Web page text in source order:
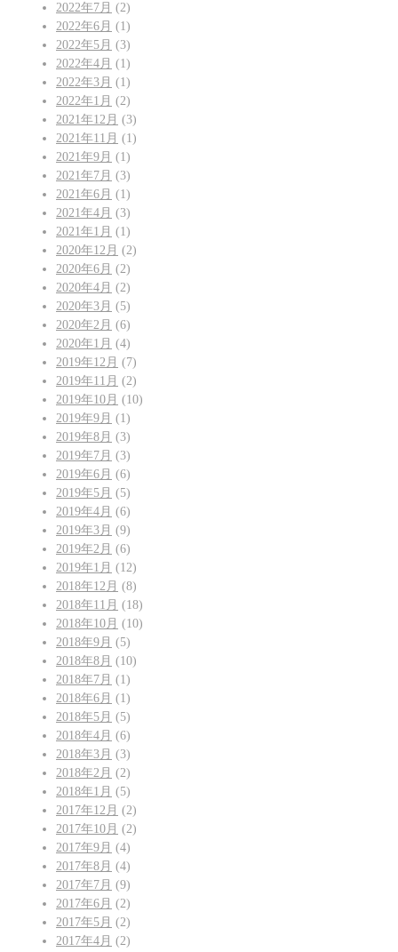
2022年7月 (2)
2022年6月 (1)
2022年5月 (3)
2022年4月 (1)
2022年3月 (1)
2022年1月 (2)
2021年12月 (3)
2021年11月 (1)
2021年9月 (1)
2021年7月 (3)
2021年6月 (1)
2021年4月 (3)
2021年1月 (1)
2020年12月 (2)
2020年6月 (2)
2020年4月 (2)
2020年3月 (5)
2020年2月 (6)
2020年1月 (4)
2019年12月 (7)
2019年11月 (2)
2019年10月 (10)
2019年9月 (1)
2019年8月 (3)
2019年7月 (3)
2019年6月 (6)
2019年5月 (5)
2019年4月 (6)
2019年3月 (9)
2019年2月 (6)
2019年1月 (12)
2018年12月 (8)
2018年11月 (18)
2018年10月 (10)
2018年9月 (5)
2018年8月 (10)
2018年7月 (1)
2018年6月 (1)
2018年5月 (5)
2018年4月 (6)
2018年3月 (3)
2018年2月 (2)
2018年1月 (5)
2017年12月 (2)
2017年10月 (2)
2017年9月 (4)
2017年8月 (4)
2017年7月 (9)
2017年6月 (2)
2017年5月 (2)
2017年4月 (2)